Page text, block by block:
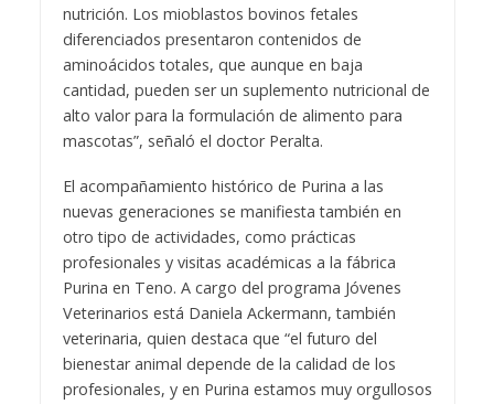
nutrición. Los mioblastos bovinos fetales
diferenciados presentaron contenidos de
aminoácidos totales, que aunque en baja
cantidad, pueden ser un suplemento nutricional de
alto valor para la formulación de alimento para
mascotas”, señaló el doctor Peralta.
El acompañamiento histórico de Purina a las
nuevas generaciones se manifiesta también en
otro tipo de actividades, como prácticas
profesionales y visitas académicas a la fábrica
Purina en Teno. A cargo del programa Jóvenes
Veterinarios está Daniela Ackermann, también
veterinaria, quien destaca que “el futuro del
bienestar animal depende de la calidad de los
profesionales, y en Purina estamos muy orgullosos